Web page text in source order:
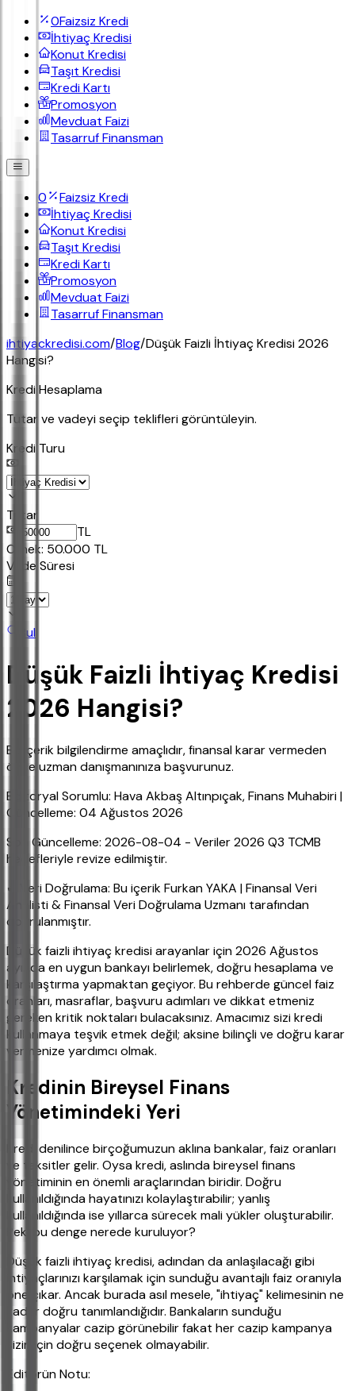
0Faizsiz Kredi
İhtiyaç Kredisi
Konut Kredisi
Taşıt Kredisi
Kredi Kartı
Promosyon
Mevduat Faizi
Tasarruf Finansman
0
Faizsiz Kredi
İhtiyaç Kredisi
Konut Kredisi
Taşıt Kredisi
Kredi Kartı
Promosyon
Mevduat Faizi
Tasarruf Finansman
ihtiyackredisi.com/Blog/Düşük Faizli İhtiyaç Kredisi 2026
Hangisi?
Kredi Hesaplama
Tutar ve vadeyi seçip teklifleri görüntüleyin.
Kredi Turu
Tutar
TL
Ornek: 50.000 TL
Vade Süresi
Bul
Düşük Faizli İhtiyaç Kredisi
2026 Hangisi?
Bu içerik bilgilendirme amaçlıdır, finansal karar vermeden
önce uzman danışmanınıza başvurunuz.
Editoryal Sorumlu: Hava Akbaş Altınpıçak, Finans Muhabiri |
Güncelleme: 04 Ağustos 2026
Son Güncelleme: 2026-08-04 - Veriler 2026 Q3 TCMB
hedefleriyle revize edilmiştir.
✔ Veri Doğrulama: Bu içerik Furkan YAKA | Finansal Veri
Analisti & Finansal Veri Doğrulama Uzmanı tarafından
doğrulanmıştır.
Düşük faizli ihtiyaç kredisi arayanlar için 2026 Ağustos
ayında en uygun bankayı belirlemek, doğru hesaplama ve
karşılaştırma yapmaktan geçiyor. Bu rehberde güncel faiz
oranları, masraflar, başvuru adımları ve dikkat etmeniz
gereken kritik noktaları bulacaksınız. Amacımız sizi kredi
kullanmaya teşvik etmek değil; aksine bilinçli ve doğru karar
vermenize yardımcı olmak.
Kredinin Bireysel Finans
Yönetimindeki Yeri
Kredi denilince birçoğumuzun aklına bankalar, faiz oranları
ve taksitler gelir. Oysa kredi, aslında bireysel finans
yönetiminin en önemli araçlarından biridir. Doğru
kullanıldığında hayatınızı kolaylaştırabilir; yanlış
kullanıldığında ise yıllarca sürecek mali yükler oluşturabilir.
Peki bu denge nerede kuruluyor?
Düşük faizli ihtiyaç kredisi, adından da anlaşılacağı gibi
ihtiyaçlarınızı karşılamak için sunduğu avantajlı faiz oranıyla
öne çıkar. Ancak burada asıl mesele, "ihtiyaç" kelimesinin ne
kadar doğru tanımlandığıdır. Bankaların sunduğu
kampanyalar cazip görünebilir fakat her cazip kampanya
sizin için doğru seçenek olmayabilir.
Editörün Notu: